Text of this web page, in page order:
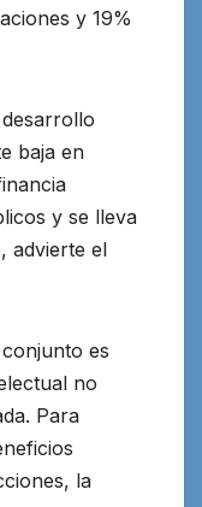
y 19%
baja en
y se lleva
advierte el
es
no
Para
la